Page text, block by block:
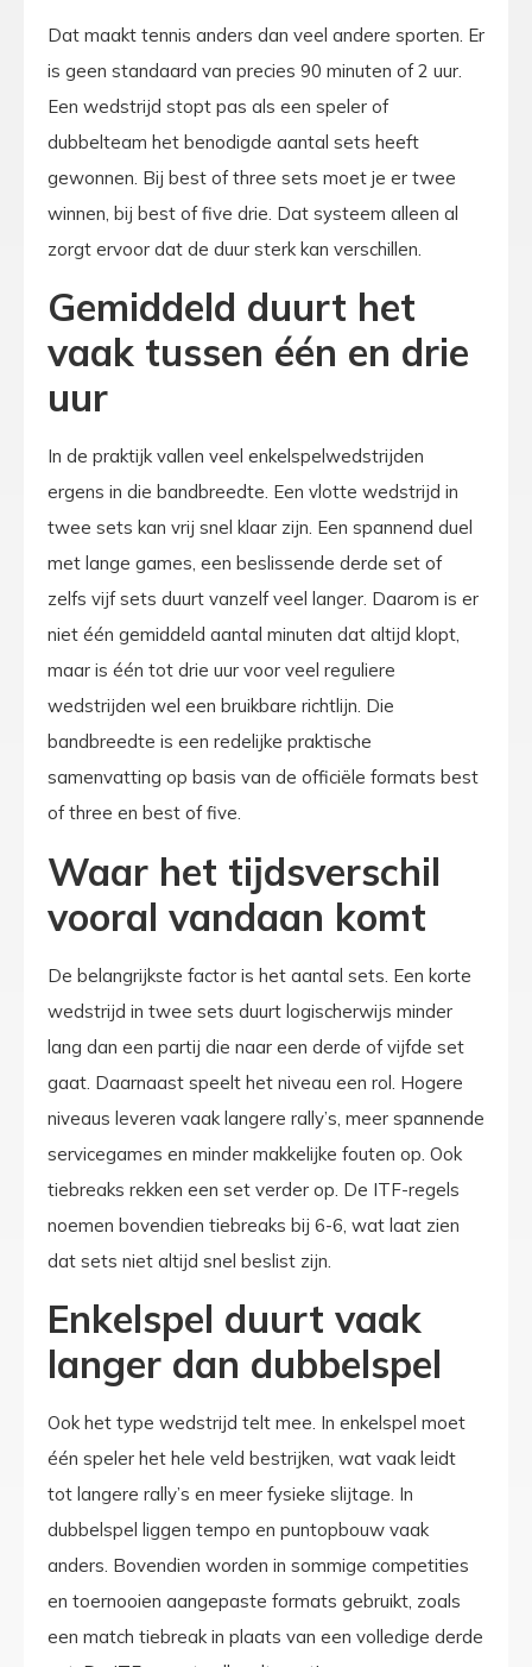
Dat maakt tennis anders dan veel andere sporten. Er
is geen standaard van precies 90 minuten of 2 uur.
Een wedstrijd stopt pas als een speler of
dubbelteam het benodigde aantal sets heeft
gewonnen. Bij best of three sets moet je er twee
winnen, bij best of five drie. Dat systeem alleen al
zorgt ervoor dat de duur sterk kan verschillen.
Gemiddeld duurt het
vaak tussen één en drie
uur
In de praktijk vallen veel enkelspelwedstrijden
ergens in die bandbreedte. Een vlotte wedstrijd in
twee sets kan vrij snel klaar zijn. Een spannend duel
met lange games, een beslissende derde set of
zelfs vijf sets duurt vanzelf veel langer. Daarom is er
niet één gemiddeld aantal minuten dat altijd klopt,
maar is één tot drie uur voor veel reguliere
wedstrijden wel een bruikbare richtlijn. Die
bandbreedte is een redelijke praktische
samenvatting op basis van de officiële formats best
of three en best of five.
Waar het tijdsverschil
vooral vandaan komt
De belangrijkste factor is het aantal sets. Een korte
wedstrijd in twee sets duurt logischerwijs minder
lang dan een partij die naar een derde of vijfde set
gaat. Daarnaast speelt het niveau een rol. Hogere
niveaus leveren vaak langere rally’s, meer spannende
servicegames en minder makkelijke fouten op. Ook
tiebreaks rekken een set verder op. De ITF-regels
noemen bovendien tiebreaks bij 6-6, wat laat zien
dat sets niet altijd snel beslist zijn.
Enkelspel duurt vaak
langer dan dubbelspel
Ook het type wedstrijd telt mee. In enkelspel moet
één speler het hele veld bestrijken, wat vaak leidt
tot langere rally’s en meer fysieke slijtage. In
dubbelspel liggen tempo en puntopbouw vaak
anders. Bovendien worden in sommige competities
en toernooien aangepaste formats gebruikt, zoals
een match tiebreak in plaats van een volledige derde